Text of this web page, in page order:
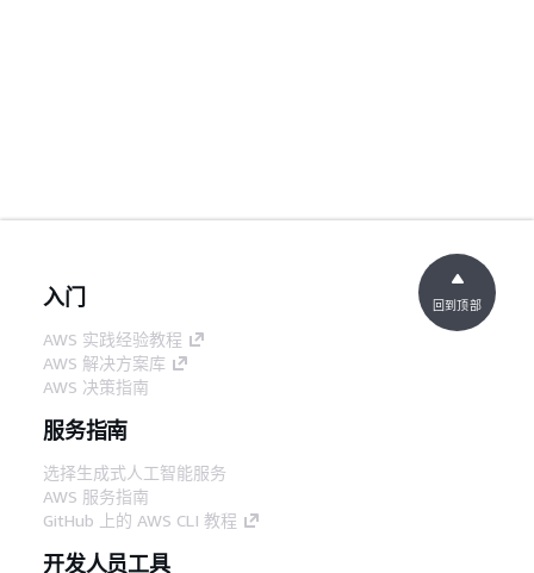
入门
AWS 实践经验教程
AWS 解决方案库
AWS 决策指南
服务指南
选择生成式人工智能服务
AWS 服务指南
GitHub 上的 AWS CLI 教程
开发人员工具
回到顶部